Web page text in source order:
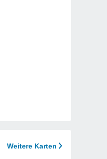
Weitere Karten